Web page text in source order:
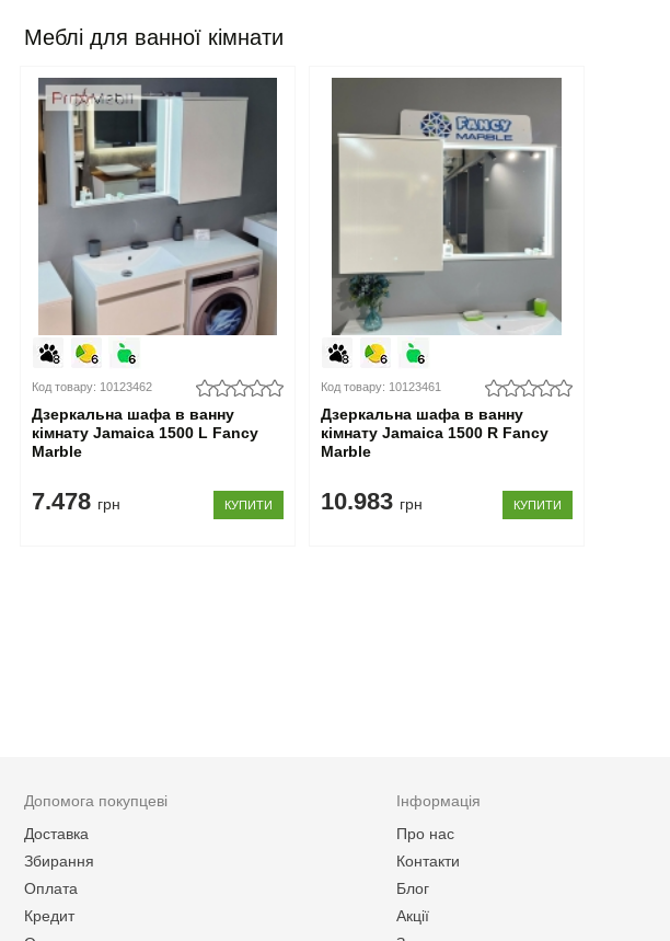
Меблі для ванної кімнати
Код товару: 10123462
Дзеркальна шафа в ванну
кімнату Jamaica 1500 L Fancy
Marble
7.478 грн КУПИТИ
Код товару: 10123461
Дзеркальна шафа в ванну
кімнату Jamaica 1500 R Fancy
Marble
10.983 грн КУПИТИ
Допомога покупцеві
Доставка
Збирання
Оплата
Кредит
Інформація
Про нас
Контакти
Блог
Акції